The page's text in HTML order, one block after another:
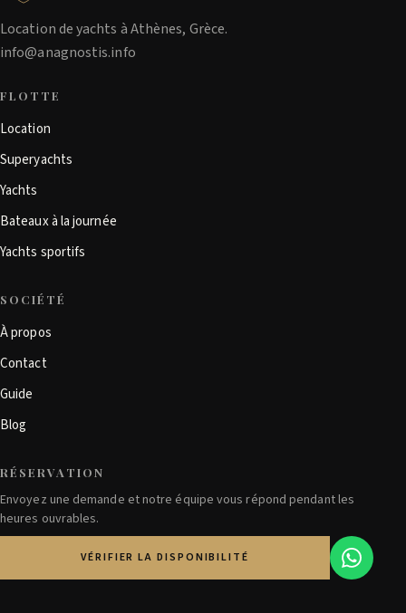
Location de yachts à Athènes, Grèce.
info@anagnostis.info
FLOTTE
Location
Superyachts
Yachts
Bateaux à la journée
Yachts sportifs
SOCIÉTÉ
À propos
Contact
Guide
Blog
RÉSERVATION
Envoyez une demande et notre équipe vous répond pendant les
heures ouvrables.
VÉRIFIER LA DISPONIBILITÉ